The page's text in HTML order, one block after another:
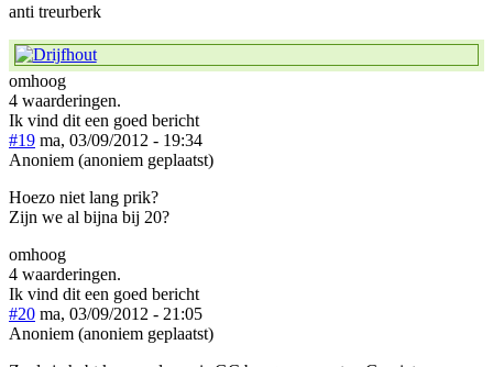
anti treurberk
omhoog
4 waarderingen.
Ik vind dit een goed bericht
#19 ma, 03/09/2012 - 19:34
Anoniem (anoniem geplaatst)
Hoezo niet lang prik?
Zijn we al bijna bij 20?
omhoog
4 waarderingen.
Ik vind dit een goed bericht
#20 ma, 03/09/2012 - 21:05
Anoniem (anoniem geplaatst)